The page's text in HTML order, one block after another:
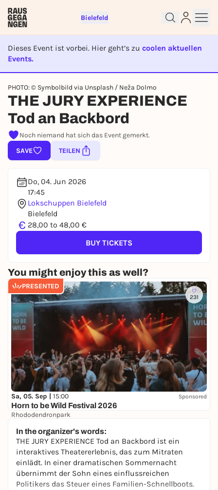
Bielefeld
Dieses Event ist vorbei. Hier geht’s zu coolen aktuellen
Events.
EVENT IST BEENDET
PHOTO: © Symbolbild via Unsplash / Neža Dolmo
THE JURY EXPERIENCE
Tod an Backbord
Noch niemand hat sich das Event gemerkt.
SAVE
TEILEN
Do, 04. Jun 2026
17:45
Lokschuppen Bielefeld
Bielefeld
€ 28,00 to 48,00 €
BUY TICKETS
You might enjoy this as well?
PRESENTED
231
Sa, 05. Sep | 15:00 Sponsored
Horn to be Wild Festival 2026
Rhododendronpark
In the organizer's words:
THE JURY EXPERIENCE Tod an Backbord ist ein
interaktives Theatererlebnis, das zum Mitraten
einlädt. In einer dramatischen Sommernacht
übernimmt der Sohn eines einflussreichen
Politikers das Steuer eines Familien-Schnellboots.
Sign up for free and get started
right away
To like events, follow pages, or participate in
lotteries, you need a free Rausgegangen account.
REGISTER FOR FREE NOW
You already have an account?